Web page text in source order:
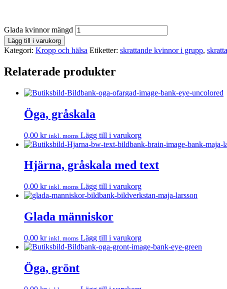
Glada kvinnor mängd
Lägg till i varukorg
Kategori: Kropp och hälsa Etiketter: skrattande kvinnor i grupp,
Relaterade produkter
Öga, gråskala
0,00 kr inkl. moms Lägg till i varukorg
Hjärna, gråskala med text
0,00 kr inkl. moms Lägg till i varukorg
Glada människor
0,00 kr inkl. moms Lägg till i varukorg
Öga, grönt